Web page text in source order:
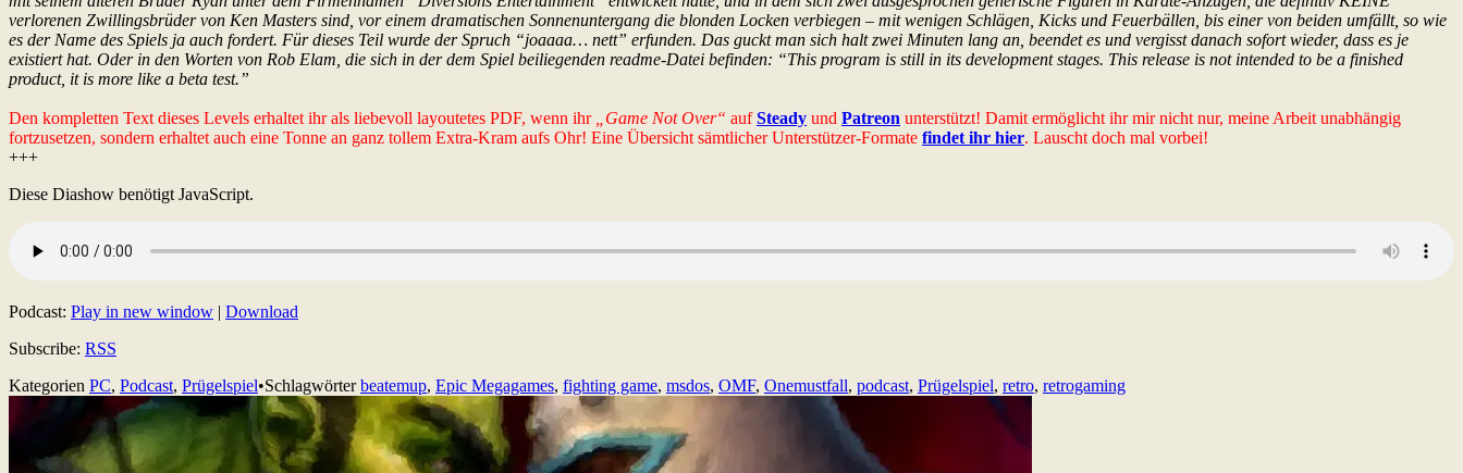
verlorenen Zwillingsbrüder von Ken Masters sind, vor einem dramatischen Sonnenuntergang die blonden Locken verbiegen – mit wenigen Schlägen, Kicks und Feuerbällen, bis einer von beiden umfällt, so wie
es der Name des Spiels ja auch fordert. Für dieses Teil wurde der Spruch “joaaaa… nett” erfunden. Das guckt man sich halt zwei Minuten lang an, beendet es und vergisst danach sofort wieder, dass es je
existiert hat. Oder in den Worten von Rob Elam, die sich in der dem Spiel beiliegenden readme-Datei befinden: “This program is still in its development stages. This release is not intended to be a finished
product, it is more like a beta test.”
Den kompletten Text dieses Levels erhaltet ihr als liebevoll layoutetes PDF, wenn ihr „Game Not Over“ aufSteady und Patreon unterstützt! Damit ermöglicht ihr mir nicht nur, meine Arbeit unabhängig
fortzusetzen, sondern erhaltet auch eine Tonne an ganz tollem Extra-Kram aufs Ohr! Eine Übersicht sämtlicher Unterstützer-Formate findet ihr hier. Lauscht doch mal vorbei!
+++
Diese Diashow benötigt JavaScript.
Podcast: Play in new window | Download
Subscribe: RSS
Kategorien PC, Podcast, Prügelspiel•Schlagwörterbeatemup, Epic Megagames, fighting game, msdos, OMF, Onemustfall, podcast, Prügelspiel, retro, retrogaming